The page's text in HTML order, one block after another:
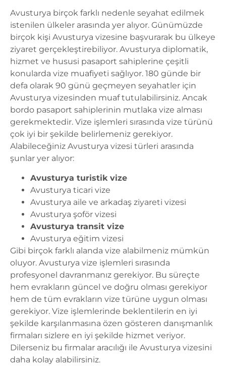
Avusturya birçok farklı nedenle seyahat edilmek
istenilen ülkeler arasında yer alıyor. Günümüzde
birçok kişi Avusturya vizesine başvurarak bu ülkeye
ziyaret gerçekleştirebiliyor. Avusturya diplomatik,
hizmet ve hususi pasaport sahiplerine çeşitli
konularda vize muafiyeti sağlıyor. 180 günde bir
defa olarak 90 günü geçmeyen seyahatler için
Avusturya vizesinden muaf tutulabilirsiniz. Ancak
bordo pasaport sahiplerinin mutlaka vize alması
gerekmektedir. Vize işlemleri sırasında vize türünü
çok iyi bir şekilde belirlemeniz gerekiyor.
Alabileceğiniz Avusturya vizesi türleri arasında
şunlar yer alıyor:
Avusturya turistik vize
Avusturya ticari vize
Avusturya aile ve arkadaş ziyareti vizesi
Avusturya şoför vizesi
Avusturya transit vize
Avusturya eğitim vizesi
Gibi birçok farklı alanda vize alabilmeniz mümkün
oluyor. Avusturya vize işlemleri sırasında
profesyonel davranmanız gerekiyor. Bu süreçte
hem evrakların güncel ve doğru olması gerekiyor
hem de tüm evrakların vize türüne uygun olması
gerekiyor. Vize işlemlerinde beklentilerin en iyi
şekilde karşılanmasına özen gösteren danışmanlık
firmaları sizlere en iyi şekilde hizmet veriyor.
Dilerseniz bu firmalar aracılığı ile Avusturya vizesini
daha kolay alabilirsiniz.